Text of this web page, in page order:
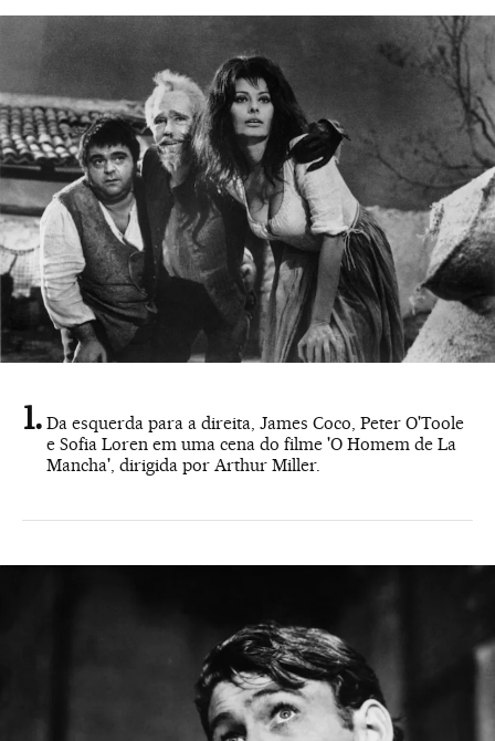
Da esquerda para a direita, James Coco, Peter O'Toole
e Sofia Loren em uma cena do filme 'O Homem de La
Mancha', dirigida por Arthur Miller.